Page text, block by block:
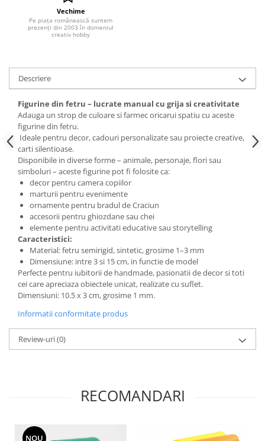
Carton/Hartie efecte speciale
Hartie creponata
Hartie matase
Hartie origami
Hartie reciclata/manuala
Plicuri
Carton
Rame, albume, notesuri
Masti
Forme/Figurine carton
Panglici, snururi, sarma
Dantela
Panglici craciun
Panglici decor
Snur/sfoara/fir
Metal
Aplice decor
Sticla
Baze stampile
Vechime
Pe piața românească suntem
prezenți din 2003 în domeniul
creativ hobby
Descriere
Figurine din fetru – lucrate manual cu grija si creativitate
Adauga un strop de culoare si farmec oricarui spatiu cu aceste
figurine din fetru.
Ideale pentru decor, cadouri personalizate sau proiecte creative,
carti silentioase.
Disponibile in diverse forme – animale, personaje, flori sau
simboluri – aceste figurine pot fi folosite ca:
decor pentru camera copiilor
marturii pentru evenimente
ornamente pentru bradul de Craciun
accesorii pentru ghiozdane sau chei
elemente pentru activitati educative sau storytelling
Caracteristici:
Material: fetru semirigid, sintetic, grosime 1–3 mm
Dimensiune: intre 3 si 15 cm, in functie de model
Perfecte pentru iubitorii de handmade, pasionatii de decor si toti
cei care apreciaza obiectele unicat, realizate cu suflet.
Dimensiuni: 10.5 x 3 cm, grosime 1 mm.
Informatii conformitate produs
Review-uri(0)
RECOMANDARI
NOU